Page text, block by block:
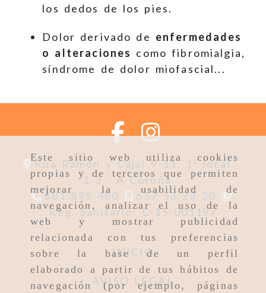
Este sitio web utiliza cookies
propias y de terceros que permiten
mejorar la usabilidad de
navegación, analizar el uso de la
web y mostrar publicidad
relacionada con tus preferencias
sobre la base de un perfil
elaborado a partir de tus hábitos de
navegación (por ejemplo, páginas
los dedos de los pies.
Dolor derivado de enfermedades
o alteraciones como fibromialgia,
síndrome de dolor miofascial...
Rua Ramón y Cajal 9-11, 1º local
1-3 -A Coruña
881 899 480
657 53 23 30
Reg. Sanitario: C-15-001197
INICIO
AVISO LEGAL